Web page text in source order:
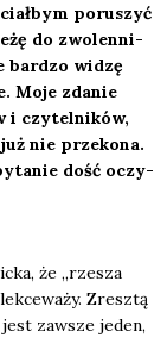
poru­szyć
do zwo­len­ni­
bar­dzo widzę
Moje zda­nie
i czy­tel­ni­ków,
nie prze­ko­na.
dość oczy­
że „rze­sza
Zresz­tą
zawsze jeden,